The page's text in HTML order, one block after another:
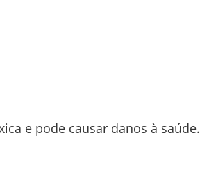
e pode causar danos à saúde.